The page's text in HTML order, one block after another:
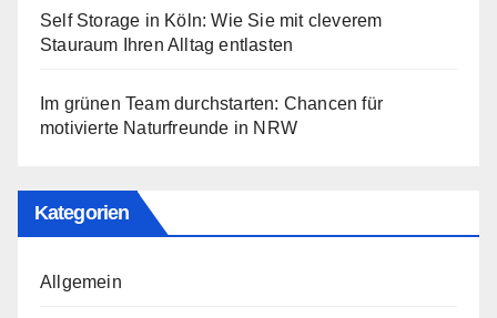
Self Storage in Köln: Wie Sie mit cleverem
Stauraum Ihren Alltag entlasten
Im grünen Team durchstarten: Chancen für
motivierte Naturfreunde in NRW
Kategorien
Allgemein